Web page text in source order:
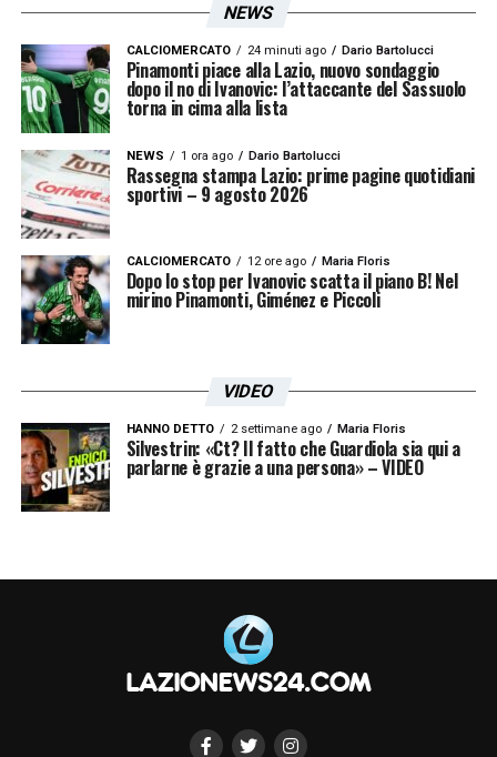
passo dopo passo, ci fanno appassionare e
ci coinvolgono in questi Europei giocati al
massimo, contribuendo alla crescita del
movimento e rendendo onore al Tricolore
vittoria con la Norvegia e la qualificazione
alla semifinale meritano il nostro grazie e un
grande abbraccio di buon auspicio
LA PLAYLIST DELLE NOSTRE TOP NEWS
NEWS
CALCIOMERCATO 24 minuti ago Dario Bartolucci
Pinamonti piace alla Lazio, nuovo sondaggio
dopo il no di Ivanovic: l’attaccante del Sassuolo
torna in cima alla lista
NEWS 1 ora ago Dario Bartolucci
Rassegna stampa Lazio: prime pagine quotidiani
sportivi – 9 agosto 2026
CALCIOMERCATO 12 ore ago Maria Floris
Dopo lo stop per Ivanovic scatta il piano B! Nel
mirino Pinamonti, Giménez e Piccoli
VIDEO
HANNO DETTO 2 settimane ago Maria Floris
Silvestrin: «Ct? Il fatto che Guardiola sia qui a
parlarne è grazie a una persona» – VIDEO